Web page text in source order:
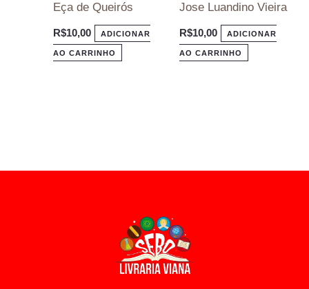
Eça de Queirós
R$10,00 ADICIONAR
AO CARRINHO
Jose Luandino Vieira
R$10,00 ADICIONAR
AO CARRINHO